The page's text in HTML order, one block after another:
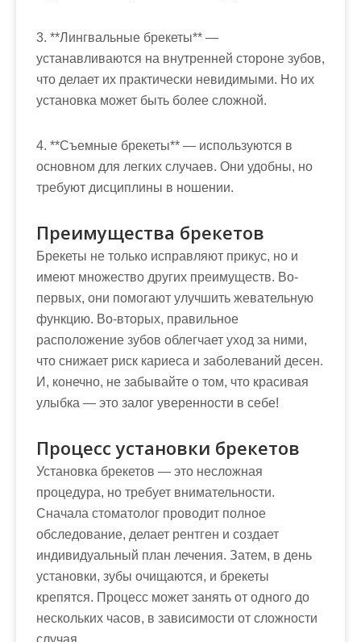
3. **Лингвальные брекеты** —
устанавливаются на внутренней стороне зубов,
что делает их практически невидимыми. Но их
установка может быть более сложной.
4. **Съемные брекеты** — используются в
основном для легких случаев. Они удобны, но
требуют дисциплины в ношении.
Преимущества брекетов
Брекеты не только исправляют прикус, но и
имеют множество других преимуществ. Во-
первых, они помогают улучшить жевательную
функцию. Во-вторых, правильное
расположение зубов облегчает уход за ними,
что снижает риск кариеса и заболеваний десен.
И, конечно, не забывайте о том, что красивая
улыбка — это залог уверенности в себе!
Процесс установки брекетов
Установка брекетов — это несложная
процедура, но требует внимательности.
Сначала стоматолог проводит полное
обследование, делает рентген и создает
индивидуальный план лечения. Затем, в день
установки, зубы очищаются, и брекеты
крепятся. Процесс может занять от одного до
нескольких часов, в зависимости от сложности
случая.